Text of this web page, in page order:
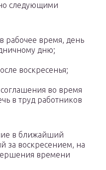
следующими
рабочее время, день
дню;
воскресенья;
во время
в труд работников
в ближайший
за воскресением, на
времени